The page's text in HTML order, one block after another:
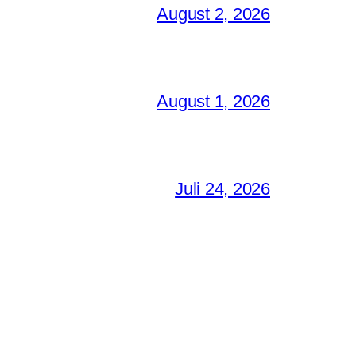
August 2, 2026
August 1, 2026
Juli 24, 2026